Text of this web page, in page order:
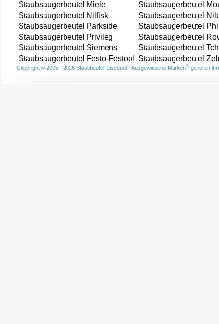
Staubsaugerbeutel Miele
Staubsaugerbeutel
Staubsaugerbeutel Nilfisk
Staubsaugerbeutel
Staubsaugerbeutel Parkside
Staubsaugerbeutel
Staubsaugerbeutel Privileg
Staubsaugerbeutel
Staubsaugerbeutel Siemens
Staubsaugerbeutel
Staubsaugerbeutel Festo-Festool
Staubsaugerbeutel
Copyright © 2005 - 2026 Staubbeutel-Discount - Ausgewiesene Marken®gehören